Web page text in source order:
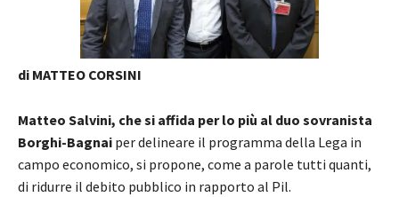
di MATTEO CORSINI
Matteo Salvini, che si affida per lo più al duo sovranista
Borghi-Bagnai per delineare il programma della Lega in
campo economico, si propone, come a parole tutti quanti,
di ridurre il debito pubblico in rapporto al Pil.